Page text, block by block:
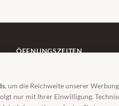
ÖFFNUNGSZEITEN
Beratung auch außerhalb der
, um die Reichweite unserer
nur mit Ihrer Einwilligung.